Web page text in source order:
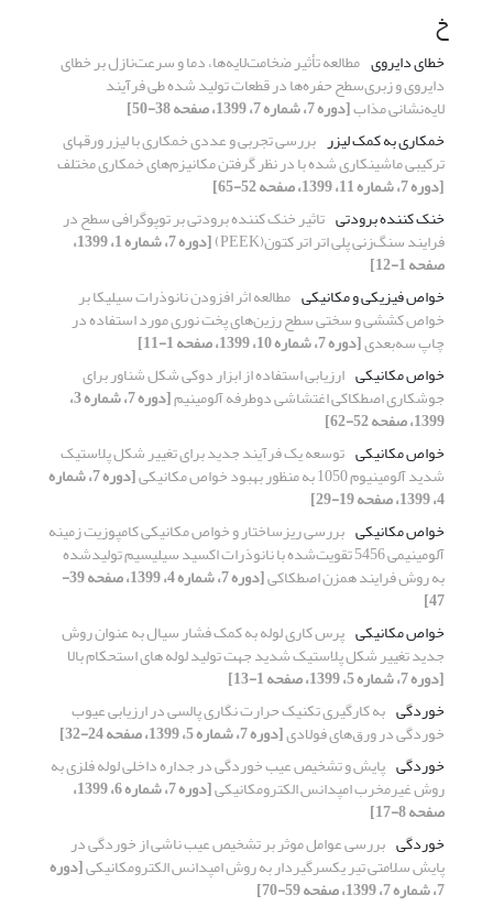
خ
خطای دایروی مطالعه تأثیر ضخامت‌لایه‌ها، دما و سرعت‌نازل بر خطای
دایروی و زبری‌سطح حفره‌ها در قطعات تولید شده طی فرآیند
لایه‌نشانی مذاب[دوره 7، شماره 7، 1399، صفحه 38-50]
خمکاری به کمک لیزر بررسی تجربی و عددی خمکاری با لیزر ورقهای
ترکیبی ماشینکاری شده با در نظر گرفتن مکانیزم‌های خمکاری مختلف
[دوره 7، شماره 11، 1399، صفحه 52-65]
خنک کننده برودتی تاثیر خنک کننده برودتی بر توپوگرافی سطح در
فرایند سنگ‌زنی پلی اتر اتر کتون(PEEK) [دوره 7، شماره 1، 1399،
صفحه 1-12]
خواص فیزیکی و مکانیکی مطالعه اثر افزودن نانوذرات سیلیکا بر
خواص کششی و سختی سطح رزین‌های پخت نوری مورد استفاده در
چاپ سه‌بعدی[دوره 7، شماره 10، 1399، صفحه 1-11]
خواص مکانیکی ارزیابی استفاده از ابزار دوکی شکل شناور برای
جوشکاری اصطکاکی اغتشاشی دوطرفه آلومینیم [دوره 7، شماره 3،
1399، صفحه 52-62]
خواص مکانیکی توسعه یک فرآیند جدید برای تغییر شکل پلاستیک
شدید آلومینیوم 1050 به منظور بهبود خواص مکانیکی [دوره 7، شماره
4، 1399، صفحه 19-29]
خواص مکانیکی بررسی ریزساختار و خواص مکانیکی کامپوزیت زمینه
آلومینیمی 5456 تقویت‌شده با نانوذرات اکسید سیلیسیم تولیدشده
به روش فرایند همزن اصطکاکی [دوره 7، شماره 4، 1399، صفحه 39-
47]
خواص مکانیکی پرس کاری لوله به کمک فشار سیال به عنوان روش
جدید تغییر شکل پلاستیک شدید جهت تولید لوله های استحکام بالا
[دوره 7، شماره 5، 1399، صفحه 1-13]
خوردگی به کارگیری تکنیک حرارت نگاری پالسی در ارزیابی عیوب
خوردگی در ورق‌های فولادی[دوره 7، شماره 5، 1399، صفحه 24-32]
خوردگی پایش و تشخیص عیب خوردگی در جداره داخلی لوله فلزی به
روش غیرمخرب امپدانس الکترومکانیکی [دوره 7، شماره 6، 1399،
صفحه 8-17]
خوردگی بررسی عوامل موثر بر تشخیص عیب ناشی از خوردگی در
پایش سلامتی تیر یکسرگیردار به روش امپدانس الکترومکانیکی[دوره
7، شماره 7، 1399، صفحه 59-70]